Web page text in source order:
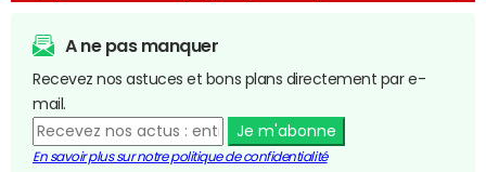
A ne pas manquer
Recevez nos astuces et bons plans directement par e-
mail.
Je m'abonne
En savoir plus sur notre politique de confidentialité